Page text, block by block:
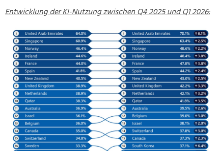
Entwicklung der KI-Nutzung zwischen Q4 2025 und Q1 2026: